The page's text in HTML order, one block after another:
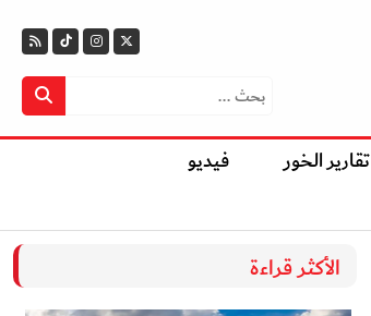
تقارير الخور
فيديو
الأكثر قراءة